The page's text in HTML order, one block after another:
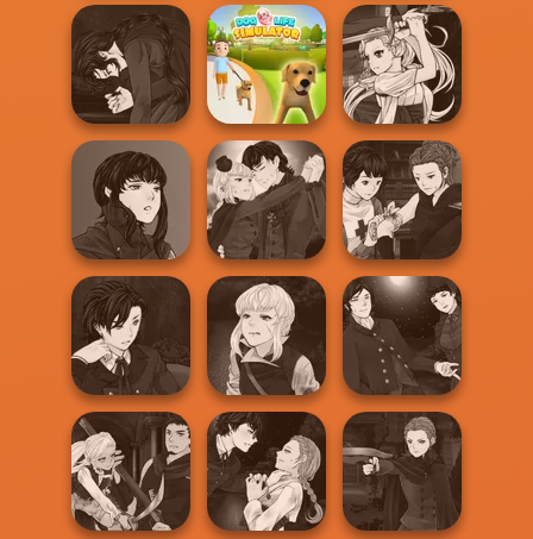
Enchanted
Realms
Victorian Alice
Manga Creator
Vampire Hunter
P...
Manga Creator
Vampire Hunter
P...
Dog Life
Simulator
Manga Creator
Vampire Hunter
P...
Manga Creator
Vampire Hunter
P...
Manga Creator
Vampire Hunter
P...
Manga Creator
Vampire Hunter
P...
Manga Creator
Vampire Hunter
P...
Manga Creator
Vampire Hunter
P...
Manga Creator
Vampire Hunter
P...